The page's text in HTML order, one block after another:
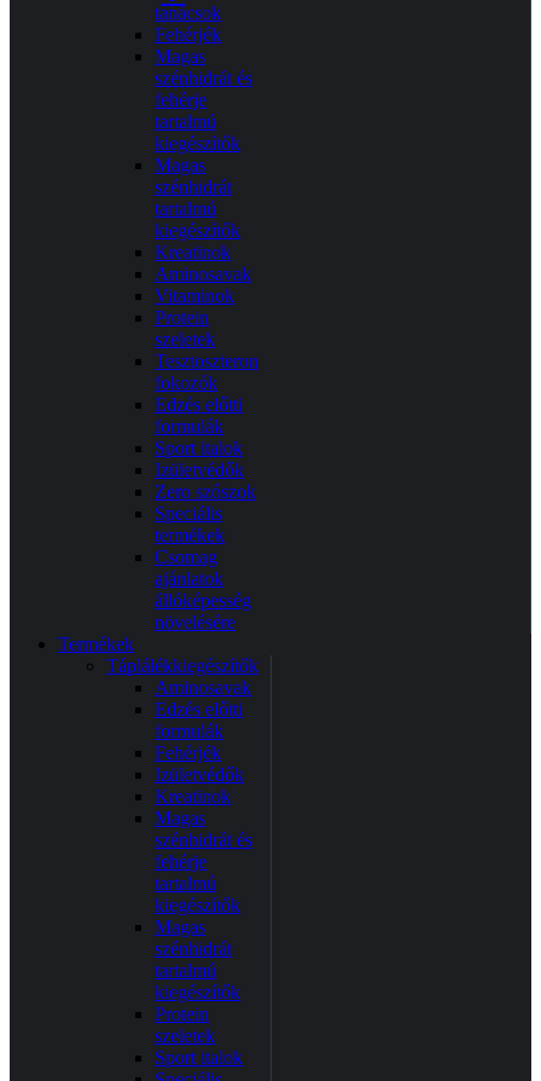
tanácsok
Fehérjék
Magas
szénhidrát és
fehérje
tartalmú
kiegészítők
Magas
szénhidrát
tartalmú
kiegészítők
Kreatinok
Aminosavak
Vitaminok
Protein
szeletek
Tesztoszteron
fokozók
Edzés előtti
formulák
Sport italok
Izületvédők
Zero szószok
Speciális
termékek
Csomag
ajánlatok
állóképesség
növelésére
Termékek
Táplálékkiegészítők
Aminosavak
Edzés előtti
formulák
Fehérjék
Izületvédők
Kreatinok
Magas
szénhidrát és
fehérje
tartalmú
kiegészítők
Magas
szénhidrát
tartalmú
kiegészítők
Protein
szeletek
Sport italok